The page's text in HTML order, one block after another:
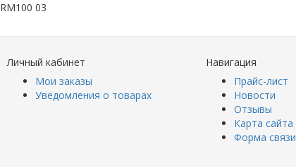
RM100 03
Личный кабинет
Мои заказы
Уведомления о товарах
Навигация
Прайс-лист
Новости
Отзывы
Карта сайта
Форма связи